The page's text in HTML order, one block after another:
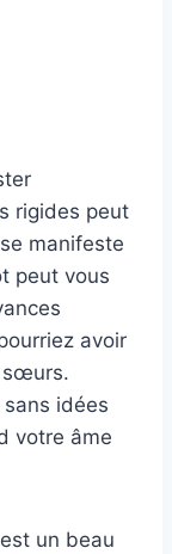
rigides peut
manifeste
peut vous
avoir
sœurs.
sans idées
votre âme
un beau